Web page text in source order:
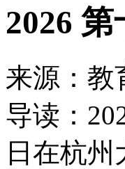
2026
来源：教
导读：
日在杭